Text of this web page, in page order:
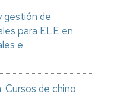
gestión de
para ELE en
e
Cursos de chino